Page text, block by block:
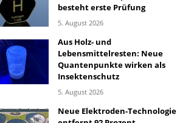
besteht erste Prüfung
5. August 2026
Aus Holz- und
Lebensmittelresten: Neue
Quantenpunkte wirken als
Insektenschutz
5. August 2026
Neue Elektroden-Technologie